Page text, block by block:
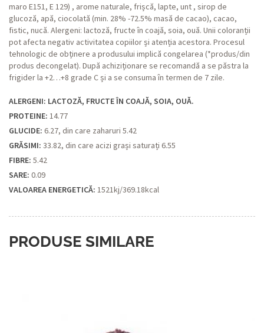
maro E151, E 129) , arome naturale, frișcă, lapte, unt , sirop de
glucoză, apă, ciocolată (min. 28% -72.5% masă de cacao), cacao,
fistic, nucă. Alergeni: lactoză, fructe în coajă, soia, ouă. Unii coloranții
pot afecta negativ activitatea copiilor și atenția acestora. Procesul
tehnologic de obținere a produsului implică congelarea (*produs/din
produs decongelat). După achiziționare se recomandă a se păstra la
frigider la +2…+8 grade C și a se consuma în termen de 7 zile.
ALERGENI: LACTOZĂ, FRUCTE ÎN COAJĂ, SOIA, OUĂ.
PROTEINE: 14.77
GLUCIDE: 6.27, din care zaharuri 5.42
GRĂSIMI: 33.82, din care acizi grași saturați 6.55
FIBRE: 5.42
SARE: 0.09
VALOAREA ENERGETICĂ: 1521kj/369.18kcal
PRODUSE SIMILARE